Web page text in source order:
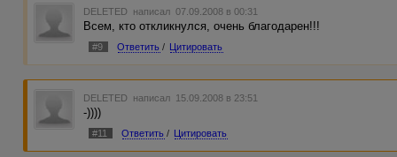
DELETED написал 07.09.2008 в 00:31
Всем, кто откликнулся, очень благодарен!!!
#9 Ответить / Цитировать
DELETED написал 15.09.2008 в 23:51
-))))
#11 Ответить / Цитировать